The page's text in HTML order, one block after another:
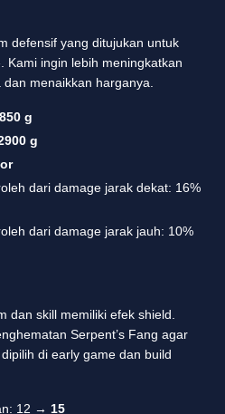
defensif yang ditujukan untuk
Kami ingin lebih meningkatkan
menaikkan harganya.
850 g
g
dari damage jarak dekat: 16%
dari damage jarak jauh: 10%
dan skill memiliki efek shield.
Serpent’s Fang agar
di early game dan build
12 → 15